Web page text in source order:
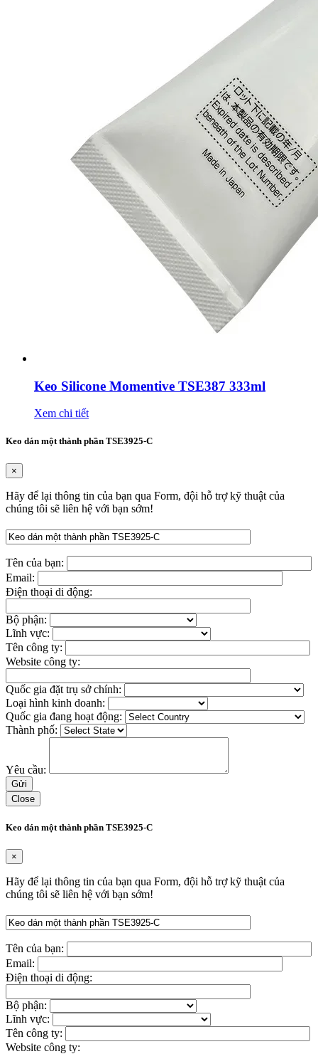
Keo Silicone Momentive TSE387 333ml
Xem chi tiết
Keo dán một thành phần TSE3925-C
×
Hãy để lại thông tin của bạn qua Form, đội hỗ trợ kỹ thuật của
chúng tôi sẽ liên hệ với bạn sớm!
Tên của bạn:
Email:
Điện thoại di động:
Bộ phận:
Lĩnh vực:
Tên công ty:
Website công ty:
Quốc gia đặt trụ sở chính:
Loại hình kinh doanh:
Quốc gia đang hoạt động:
Thành phố:
Yêu cầu:
Close
Keo dán một thành phần TSE3925-C
×
Hãy để lại thông tin của bạn qua Form, đội hỗ trợ kỹ thuật của
chúng tôi sẽ liên hệ với bạn sớm!
Tên của bạn:
Email:
Điện thoại di động:
Bộ phận:
Lĩnh vực:
Tên công ty:
Website công ty: